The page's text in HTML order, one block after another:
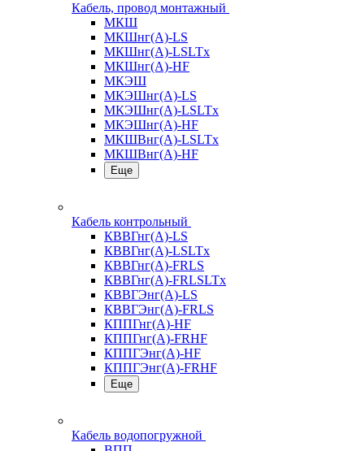
Кабель, провод монтажный
МКШ
МКШнг(А)-LS
МКШнг(А)-LSLTx
МКШнг(А)-HF
МКЭШ
МКЭШнг(А)-LS
МКЭШнг(А)-LSLTx
МКЭШнг(А)-HF
МКШВнг(A)-LSLTx
МКШВнг(А)-HF
Еще
Кабель контрольный
КВВГнг(А)-LS
КВВГнг(А)-LSLTx
КВВГнг(А)-FRLS
КВВГнг(А)-FRLSLTx
КВВГЭнг(А)-LS
КВВГЭнг(А)-FRLS
КППГнг(А)-HF
КППГнг(А)-FRHF
КППГЭнг(А)-HF
КППГЭнг(А)-FRHF
Еще
Кабель водопогружной